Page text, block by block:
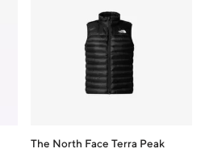
The North Face Terra Peak